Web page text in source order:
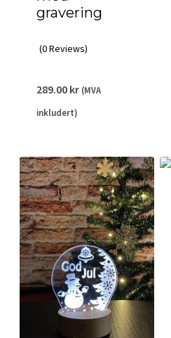
gravering
(0 Reviews)
289.00 kr (MVA
inkludert)